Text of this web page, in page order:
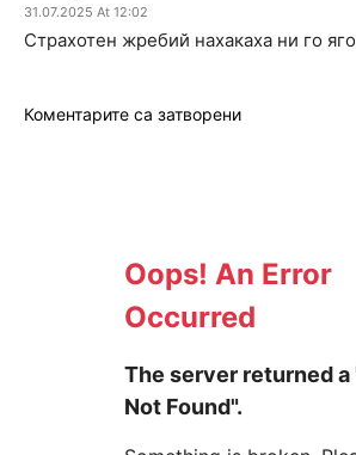
31.07.2025 At 12:02
Страхотен жребий нахакаха ни го яго
Коментарите са затворени